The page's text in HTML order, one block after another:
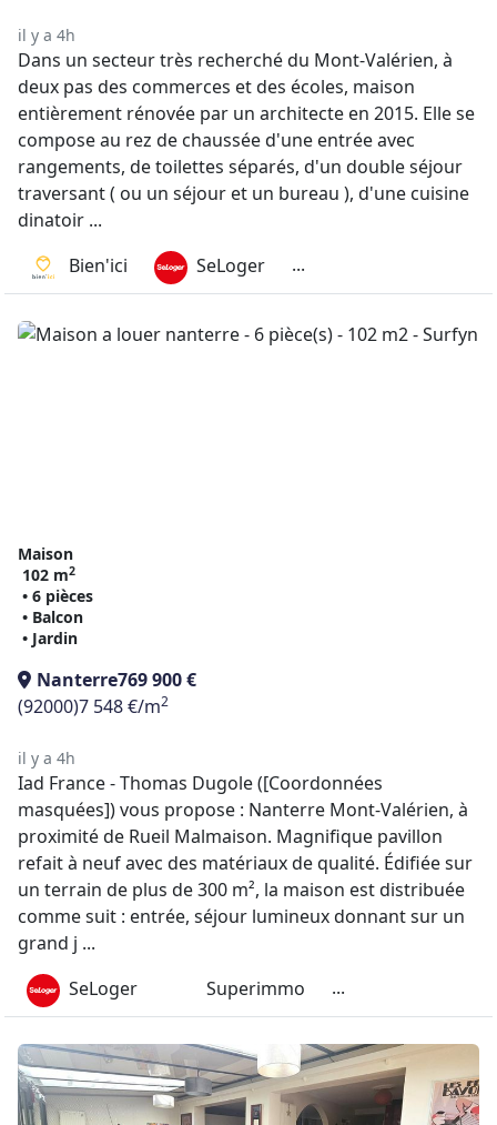
il y a 4h
Dans un secteur très recherché du Mont-Valérien, à
deux pas des commerces et des écoles, maison
entièrement rénovée par un architecte en 2015. Elle se
compose au rez de chaussée d'une entrée avec
rangements, de toilettes séparés, d'un double séjour
traversant ( ou un séjour et un bureau ), d'une cuisine
dinatoir ...
Bien'ici
SeLoger ...
Maison
102 m2
• 6 pièces
• Balcon
• Jardin
Nanterre769 900 €
(92000)7 548 €/m2
il y a 4h
Iad France - Thomas Dugole ([Coordonnées
masquées]) vous propose : Nanterre Mont-Valérien, à
proximité de Rueil Malmaison. Magnifique pavillon
refait à neuf avec des matériaux de qualité. Édifiée sur
un terrain de plus de 300 m², la maison est distribuée
comme suit : entrée, séjour lumineux donnant sur un
grand j ...
SeLoger
Superimmo ...